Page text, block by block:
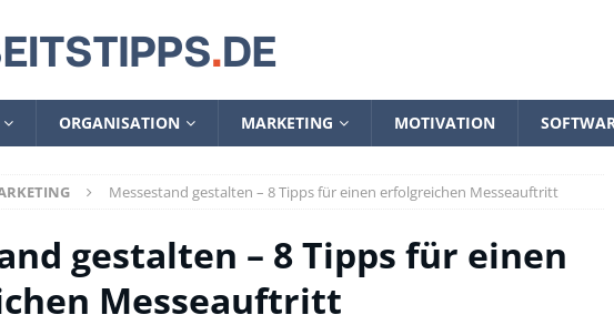
ORGANISATION MARKETING MOTIVATION
Messestand gestalten – 8 Tipps für einen erfolgreichen Messeauftritt
gestalten – 8 Tipps für einen
Messeauftritt